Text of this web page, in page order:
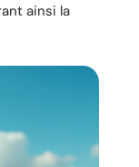
ainsi la